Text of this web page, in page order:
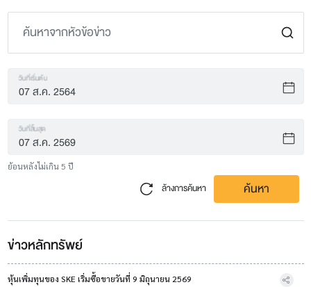
วันที่เริ่มต้น
วันที่สิ้นสุด
ย้อนหลังไม่เกิน 5 ปี
ล้างการค้นหา ค้นหา
ข่าวหลักทรัพย์
หุ้นเพิ่มทุนของ SKE เริ่มซื้อขายวันที่ 9 มิถุนายน 2569